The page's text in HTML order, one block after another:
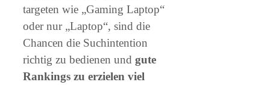
targeten wie „Gaming Laptop“
oder nur „Laptop“, sind die
Chancen die Suchintention
richtig zu bedienen und gute
Rankings zu erzielen viel